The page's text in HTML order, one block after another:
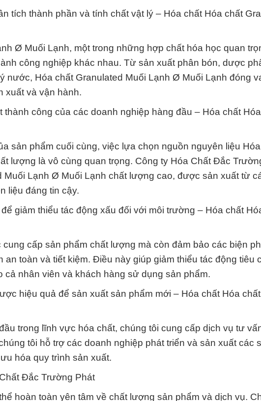
tích thành phần và tính chất vật lý – Hóa chất Hóa chất
Ø Muối Lạnh, một trong những hợp chất hóa học quan
công nghiệp khác nhau. Từ sản xuất phân bón, dược
nước, Hóa chất Granulated Muối Lạnh Ø Muối Lạnh đóng
xuất và vận hành.
công của các doanh nghiệp hàng đầu – Hóa chất
sản phẩm cuối cùng, việc lựa chọn nguồn nguyên liệu
lượng là vô cùng quan trọng. Công ty Hóa Chất Đắc
Muối Lạnh Ø Muối Lạnh chất lượng cao, được sản xuất từ
liệu đáng tin cậy.
giảm thiểu tác động xấu đối với môi trường – Hóa chất
cấp sản phẩm chất lượng mà còn đảm bảo các biện
toàn và tiết kiệm. Điều này giúp giảm thiểu tác động tiêu
nhân viên và khách hàng sử dụng sản phẩm.
hiệu quả để sản xuất sản phẩm mới – Hóa chất Hóa chất
trong lĩnh vực hóa chất, chúng tôi cung cấp dịch vụ tư
tôi hỗ trợ các doanh nghiệp phát triển và sản xuất các
hóa quy trình sản xuất.
Đắc Trường Phát
hoàn toàn yên tâm về chất lượng sản phẩm và dịch vụ.